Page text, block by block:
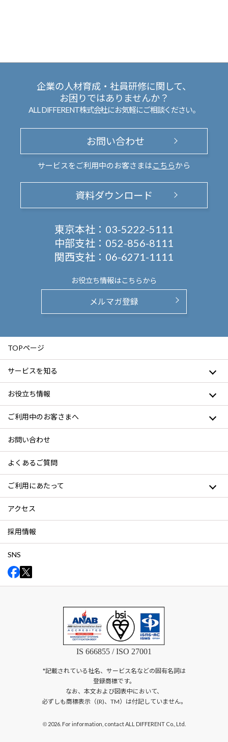
企業の人材育成・社員研修に関して、
お困りではありませんか？
ALL DIFFERENT株式会社にお気軽にご相談ください。
お問い合わせ
サービスをご利用中のお客さまは こちらから
資料ダウンロード
東京本社： 03-5222-5111
中部支社： 052-856-8111
関西支社： 06-6271-1111
お役立ち情報はこちらから
メルマガ登録
TOPページ
サービスを知る
お役立ち情報
ご利用中のお客さまへ
お問い合わせ
よくあるご質問
ご利用にあたって
アクセス
採用情報
SNS
IS 666855 / ISO 27001
*記載されている社名、サービス名などの固有名詞は
登録商標です。
なお、本文および図表中において、
必ずしも商標表示（(R)、TM）は付記していません。
©2026. For information, contact ALL DIFFERENT Co., Ltd.